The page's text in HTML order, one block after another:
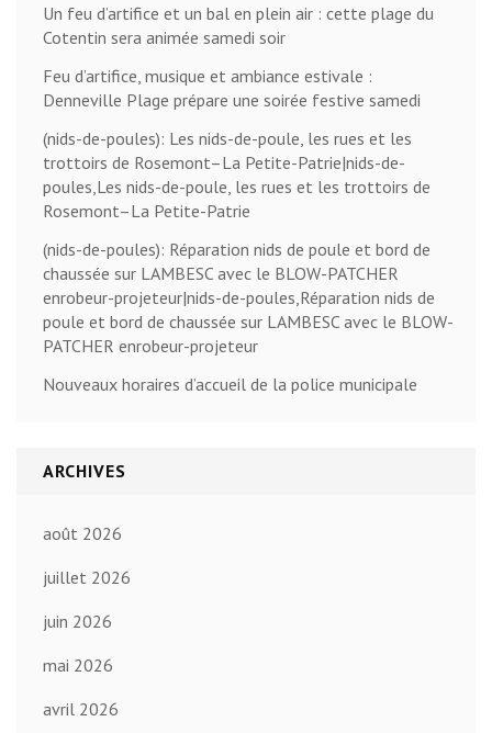
Un feu d’artifice et un bal en plein air : cette plage du
Cotentin sera animée samedi soir
Feu d’artifice, musique et ambiance estivale :
Denneville Plage prépare une soirée festive samedi
(nids-de-poules): Les nids-de-poule, les rues et les
trottoirs de Rosemont–La Petite-Patrie|nids-de-
poules,Les nids-de-poule, les rues et les trottoirs de
Rosemont–La Petite-Patrie
(nids-de-poules): Réparation nids de poule et bord de
chaussée sur LAMBESC avec le BLOW-PATCHER
enrobeur-projeteur|nids-de-poules,Réparation nids de
poule et bord de chaussée sur LAMBESC avec le BLOW-
PATCHER enrobeur-projeteur
Nouveaux horaires d’accueil de la police municipale
ARCHIVES
août 2026
juillet 2026
juin 2026
mai 2026
avril 2026